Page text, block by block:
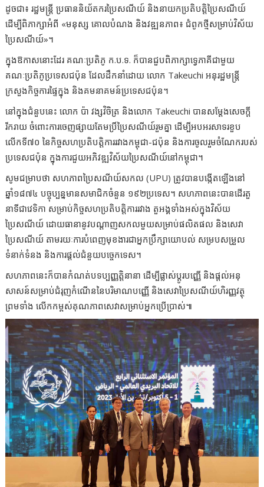
ដូចជា៖ រដ្ឋមន្ត្រី ប្រធាននិយ័តករប្រៃសណីយ៍ និងនាយកប្រតិបត្តិប្រៃសណីយ៍
ដើម្បីពិភាក្សាអំពី «មនុស្ស គោលបំណង និងវឌ្ឍនភាព៖ ជំពូកថ្មីសម្រាប់វិស័យ
ប្រៃសណីយ៍»។
ក្នុងឱកាសនោះដែរ គណៈប្រតិភូ ក.ប.ទ. ក៏បានជួបពិភាក្សាទ្វេភាគីជាមួយ
គណៈប្រតិភូប្រទេសជប៉ុន ដែលដឹកនាំដោយ លោក Takeuchi អនុរដ្ឋមន្ត្រី
ក្រសួងកិច្ចការផ្ទៃក្នុង និងគមនាគមន៍ប្រទេសជប៉ុន។
នៅក្នុងជំនួបនេះ លោក ប៉ា វង្សវិចិត្រ និងលោក Takeuchi បានសម្តែងសេចក្តី
រីករាយ ចំពោះការចេញផ្សាយតែមប្រិ៍ប្រៃសណីយ៍រួមគ្នា ដើម្បីអបអរសាទរខួប
លើកទី៧០ នៃកិច្ចសហប្រតិបត្តិការរវាងកម្ពុជា-ជប៉ុន និងការចូលរួមចំណែករបស់
ប្រទេសជប៉ុន ក្នុងការជួយអភិវឌ្ឍវិស័យប្រៃសណីយ៍នៅកម្ពុជា។
សូមជម្រាបថា សហភាពប្រៃសណីយ៍សកល (UPU) ត្រូវបានបង្កើតឡើងនៅ
ឆ្នាំ១៨៧៤ បច្ចុប្បន្នមានសមាជិកចំនួន ១៩២ប្រទេស។ សហភាពនេះបានដើរតួ
នាទីជាវេទិកា សម្រាប់កិច្ចសហប្រតិបត្តិការរវាង តួអង្គទាំងអស់ក្នុងវិស័យ
ប្រៃសណីយ៍ ដោយធានានូវបណ្តាញសកលមួយសម្រាប់ផលិតផល និងសេវា
ប្រៃសណីយ៍ តាមរយៈការបំពេញមុខងារជាអ្នកប្រឹក្សាយោបល់ សម្របសម្រួល
ទំនាក់ទំនង និងការផ្តល់ជំនួយបច្ចេកទេស។
សហភាពនេះក៏បានកំណត់បទប្បញ្ញត្តិនានា ដើម្បីផ្លាស់ប្តូរបញ្ញើ និងផ្តល់អនុ
សាសន៍សម្រាប់ជំរុញកំណើននៃបរិមាណបញ្ញើ និងសេវាប្រៃសណីយ៍ហិរញ្ញវត្ថុ
ព្រមទាំង លើកកម្ពស់គុណភាពសេវាសម្រាប់អ្នកប្រើប្រាស់៕